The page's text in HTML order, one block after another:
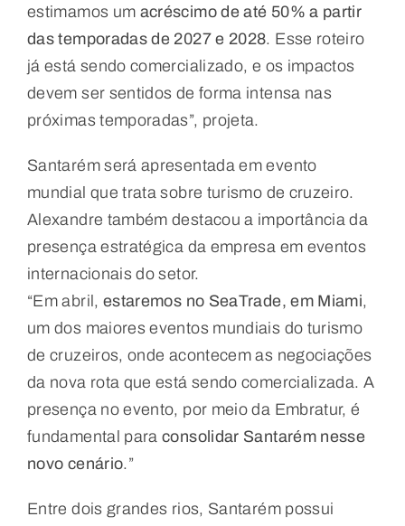
estimamos um acréscimo de até 50% a partir
das temporadas de 2027 e 2028. Esse roteiro
já está sendo comercializado, e os impactos
devem ser sentidos de forma intensa nas
próximas temporadas”, projeta.
Santarém será apresentada em evento
mundial que trata sobre turismo de cruzeiro.
Alexandre também destacou a importância da
presença estratégica da empresa em eventos
internacionais do setor.
“Em abril, estaremos no SeaTrade, em Miami,
um dos maiores eventos mundiais do turismo
de cruzeiros, onde acontecem as negociações
da nova rota que está sendo comercializada. A
presença no evento, por meio da Embratur, é
fundamental paraconsolidar Santarém nesse
novo cenário.”
Entre dois grandes rios, Santarém possui